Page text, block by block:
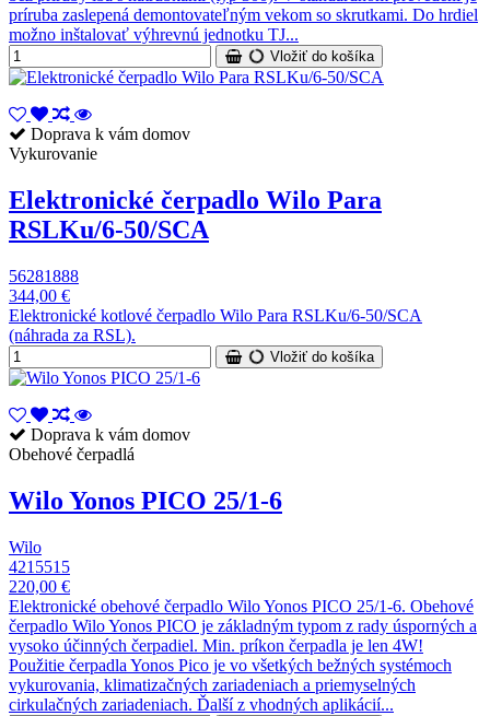
príruba zaslepená demontovateľným vekom so skrutkami. Do hrdiel
možno inštalovať výhrevnú jednotku TJ...
Vložiť do košíka
Doprava k vám domov
Vykurovanie
Elektronické čerpadlo Wilo Para
RSLKu/6-50/SCA
56281888
344,00 €
Elektronické kotlové čerpadlo Wilo Para RSLKu/6-50/SCA
(náhrada za RSL).
Vložiť do košíka
Doprava k vám domov
Obehové čerpadlá
Wilo Yonos PICO 25/1-6
Wilo
4215515
220,00 €
Elektronické obehové čerpadlo Wilo Yonos PICO 25/1-6. Obehové
čerpadlo Wilo Yonos PICO je základným typom z rady úsporných a
vysoko účinných čerpadiel. Min. príkon čerpadla je len 4W!
Použitie čerpadla Yonos Pico je vo všetkých bežných systémoch
vykurovania, klimatizačných zariadeniach a priemyselných
cirkulačných zariadeniach. Ďalší z vhodných aplikácií...